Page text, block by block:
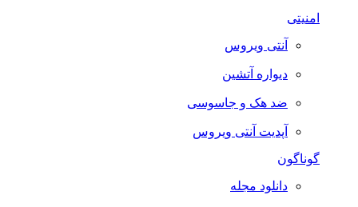
امنیتی
آنتی ویروس
دیواره آتشین
ضد هک و جاسوسی
آپدیت آنتی ویروس
گوناگون
دانلود مجله